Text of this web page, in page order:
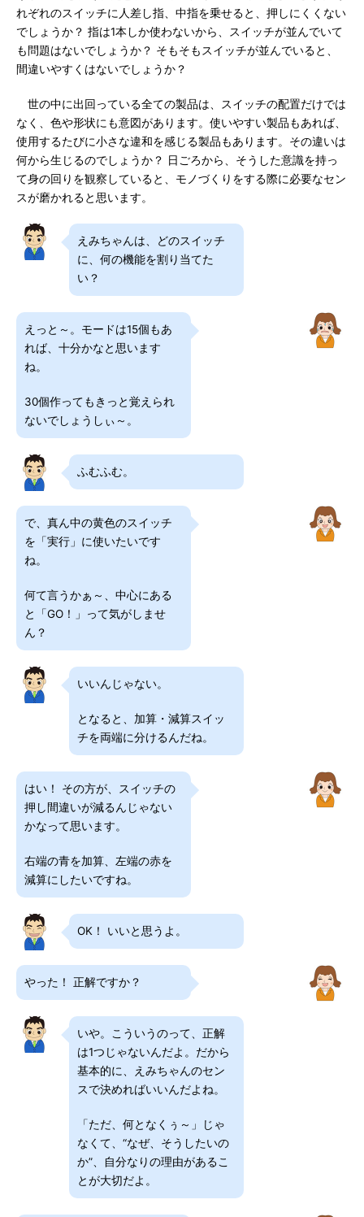
れぞれのスイッチに人差し指、中指を乗せると、押しにくくない
でしょうか？ 指は1本しか使わないから、スイッチが並んでいて
も問題はないでしょうか？ そもそもスイッチが並んでいると、
間違いやすくはないでしょうか？
世の中に出回っている全ての製品は、スイッチの配置だけでは
なく、色や形状にも意図があります。使いやすい製品もあれば、
使用するたびに小さな違和を感じる製品もあります。その違いは
何から生じるのでしょうか？ 日ごろから、そうした意識を持っ
て身の回りを観察していると、モノづくりをする際に必要なセン
スが磨かれると思います。
えみちゃんは、どのスイッチ
に、何の機能を割り当てた
い？
えっと～。モードは15個もあ
れば、十分かなと思います
ね。
30個作ってもきっと覚えられ
ないでしょうしぃ～。
ふむふむ。
で、真ん中の黄色のスイッチ
を「実行」に使いたいです
ね。
何て言うかぁ～、中心にある
と「GO！」って気がしませ
ん？
いいんじゃない。
となると、加算・減算スイッ
チを両端に分けるんだね。
はい！ その方が、スイッチの
押し間違いが減るんじゃない
かなって思います。
右端の青を加算、左端の赤を
減算にしたいですね。
OK！ いいと思うよ。
やった！ 正解ですか？
いや。こういうのって、正解
は1つじゃないんだよ。だから
基本的に、えみちゃんのセン
スで決めればいいんだよね。
「ただ、何となくぅ～」じゃ
なくて、“なぜ、そうしたいの
か”、自分なりの理由があるこ
とが大切だよ。